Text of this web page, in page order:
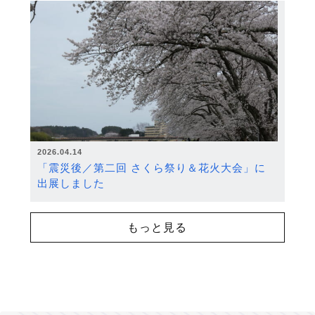
2026.04.14
「震災後／第二回 さくら祭り＆花火大会」に
出展しました
もっと見る